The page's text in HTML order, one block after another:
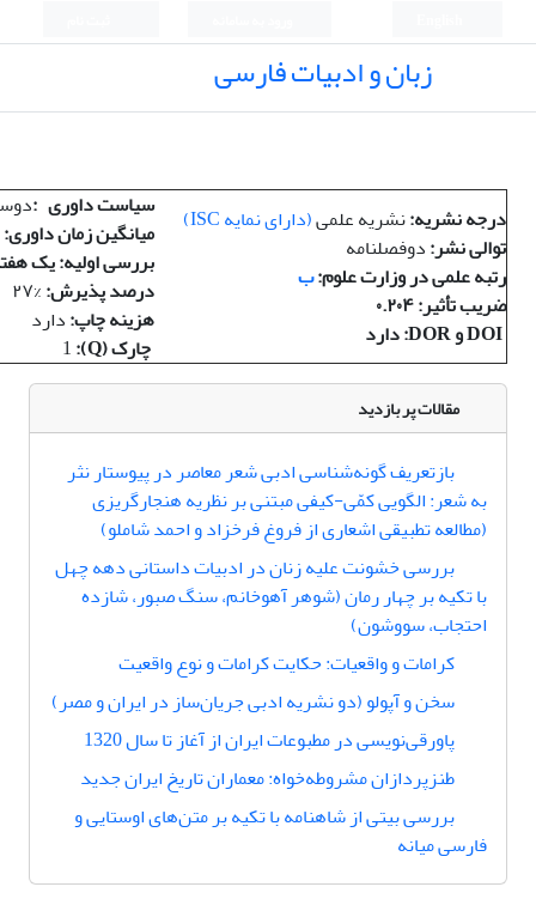
زبان و ادبیات فارسی
درجه نشریه:نشریه علمی(دارای نمایه
توالی نشر:دوفصلنامه
رتبه علمی در وزارت علوم:ب
ضریب تأثیر: ۰.۲۰۴
سیاست داوری :
میانگین زمان داوری:
بررسی اولیه: یک
درصد پذیرش:
هزینه چاپ:دارد
چارک (Q):
مقالات پر بازدید
بازتعریف گونه‌شناسی ادبی شعر معاصر در پیوستار نثر
به شعر: الگویی کمّی-کیفی مبتنی بر نظریه هنجارگریزی
(مطالعه تطبیقی اشعاری از فروغ فرخزاد و احمد شاملو)
بررسی خشونت علیه زنان در ادبیات داستانی دهه چهل
با تکیه بر چهار رمان (شوهر آهوخانم، سنگ صبور، شازده
احتجاب، سووشون)
کرامات و واقعیات: حکایت کرامات و نوع واقعیت
سخن و آپولو (دو نشریه ادبی جریان‌ساز در ایران و مصر)
پاور‌قی‌نویسی در مطبوعات ایران از آغاز تا سال 1320
طنزپردازان مشروطه‌خواه: معماران تاریخ ایران جدید
بررسی بیتی از شاهنامه با تکیه بر متن‌های اوستایی و
فارسی میانه